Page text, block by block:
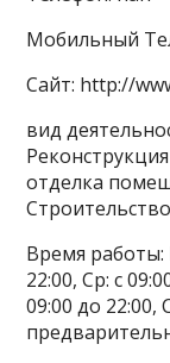
Мобильный
Сайт: http://
вид
отделка
Время работы:
22:00, Ср: с
09:00 до